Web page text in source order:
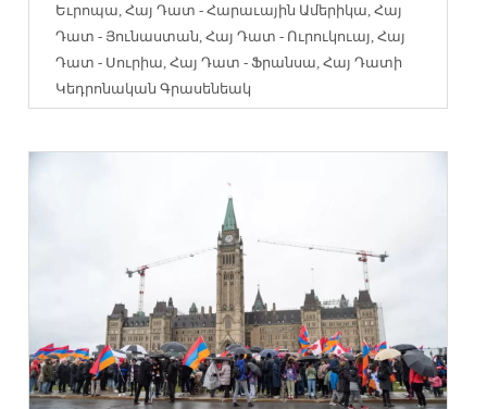
Եւրոպա ,Հայ Դատ - Հարաւային Ամերիկա ,Հայ
Դատ - Յունաստան ,Հայ Դատ - Ուրուկուայ ,Հայ
Դատ - Սուրիա ,Հայ Դատ - Ֆրանսա ,Հայ Դատի
Կեդրոնական Գրասենեակ